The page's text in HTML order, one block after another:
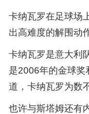
卡纳瓦罗在足球场
出高难度的解围动
卡纳瓦罗是意大利
是2006年的金球奖
道，卡纳瓦罗为数
也许与斯塔姆还有